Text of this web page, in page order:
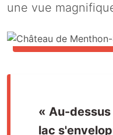
une vue
« Au-
lac